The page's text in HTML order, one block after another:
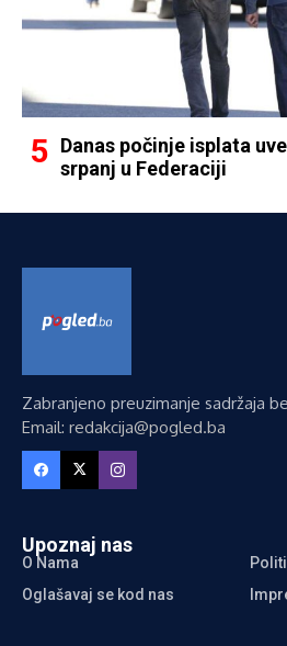
Danas počinje isplata
srpanj u Federaciji
Zabranjeno preuzimanje sadržaja
Email: redakcija@pogled.ba
Upoznaj nas
O Nama
Oglašavaj se kod nas